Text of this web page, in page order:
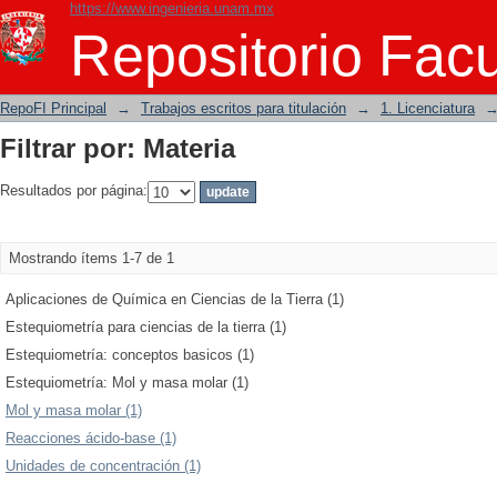
https://www.ingenieria.unam.mx
Repositorio
Filtrar por: Materia
RepoFI Principal → Trabajos escritos para titulación → 1. Licenciatura
Filtrar por: Materia
Resultados por página:
Mostrando ítems 1-7 de 1
Aplicaciones de Química en Ciencias de la Tierra (1)
Estequiometría para ciencias de la tierra (1)
Estequiometría: conceptos basicos (1)
Estequiometría: Mol y masa molar (1)
Mol y masa molar (1)
Reacciones ácido-base (1)
Unidades de concentración (1)